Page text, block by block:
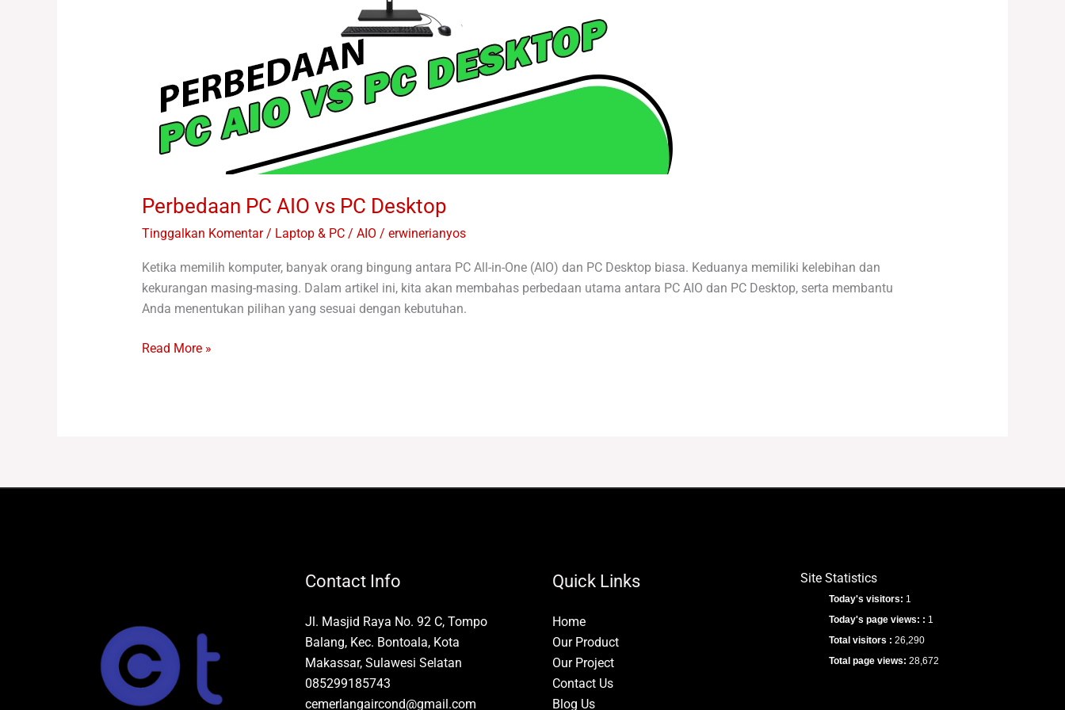
Perbedaan PC AIO vs PC Desktop
Tinggalkan Komentar / Laptop & PC / AIO / erwinerianyos
Ketika memilih komputer, banyak orang bingung antara PC All-in-One (AIO) dan PC Desktop biasa. Keduanya memiliki kelebihan dan
kekurangan masing-masing. Dalam artikel ini, kita akan membahas perbedaan utama antara PC AIO dan PC Desktop, serta membantu
Anda menentukan pilihan yang sesuai dengan kebutuhan.
Read More »
Contact Info
Jl. Masjid Raya No. 92 C, Tompo
Balang, Kec. Bontoala, Kota
Makassar, Sulawesi Selatan
085299185743
cemerlangaircond@gmail.com
Quick Links
Home
Our Product
Our Project
Contact Us
Blog Us
Site Statistics
Today's visitors: 1
Today's page views: : 1
Total visitors : 26,290
Total page views: 28,672